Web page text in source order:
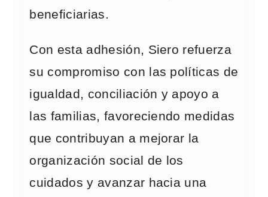
beneficiarias.
Con esta adhesión, Siero refuerza
su compromiso con las políticas de
igualdad, conciliación y apoyo a
las familias, favoreciendo medidas
que contribuyan a mejorar la
organización social de los
cuidados y avanzar hacia una